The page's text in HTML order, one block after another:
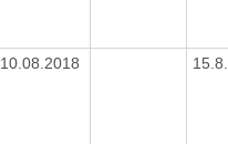
10.08.2018